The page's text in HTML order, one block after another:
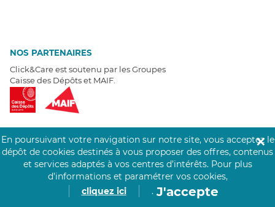
NOS PARTENAIRES
Click&Care est soutenu par les Groupes
Caisse des Dépôts et MAIF.
EXPERTS À VOTRE ÉCOUTE
Un besoin de recrutement ? Click&Care vous accompagne par
téléphone 7/7.
Être rappelé aujourd'hui
En poursuivant votre navigation sur notre site, vous acceptez le
dépôt de cookies destinés à vous proposer des offres, contenus
et services adaptés à vos centres d’intérêts. Pour plus
d’informations et paramétrer vos cookies,
cliquez ici
. J'accepte
✕